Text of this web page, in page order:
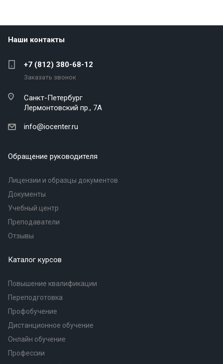
Наши контакты
+7 (812) 380-68-12
Заказать звонок
Санкт-Петербург
Лермонтовский пр., 7А
info@iocenter.ru
Обращение руководителя
Лицензии и образцы документов
Документы
Учебный центр
Преподаватели
Отзывы
Каталог курсов
Повышение квалификации
Переподготовка
Профобучение
Дистанционное обучение
Онлайн обучение
Профессии